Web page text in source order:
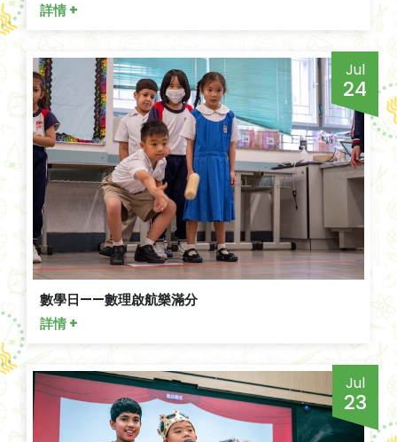
詳情 +
Jul
24
數學日——數理啟航樂滿分
詳情 +
Jul
23